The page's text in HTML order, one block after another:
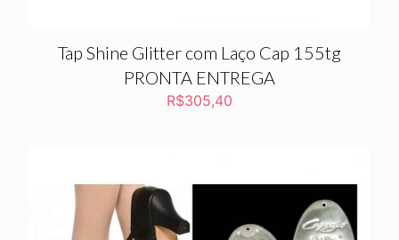
Tap Shine Glitter com Laço Cap 155tg
PRONTA ENTREGA
R$305,40